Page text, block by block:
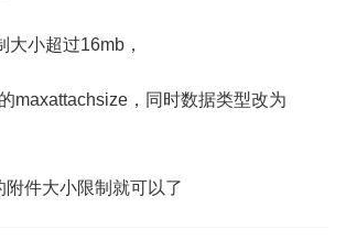
大小超过16mb，
maxattachsize，同时数据类型改为
附件大小限制就可以了